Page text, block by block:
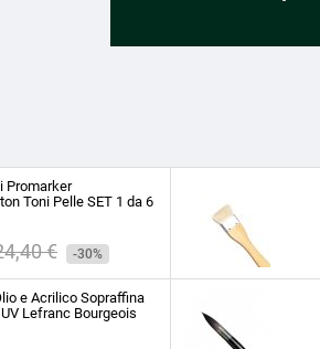
Promarker
Toni Pelle SET 1 da 6
€ -30%
e Acrilico Sopraffina
Lefranc Bourgeois